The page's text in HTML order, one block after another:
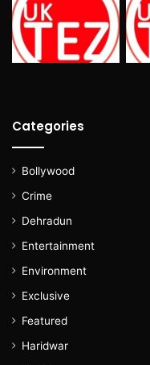
Categories
Bollywood
Crime
Dehradun
Entertainment
Environment
Exclusive
Featured
Haridwar